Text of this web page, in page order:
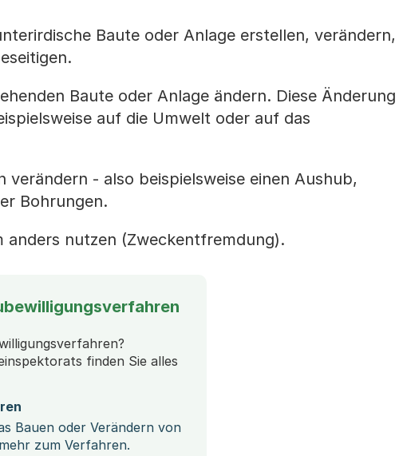
Baute oder Anlage erstellen, verändern,
Baute oder Anlage ändern. Diese Änderung
auf die Umwelt oder auf das
verändern - also beispielsweise einen Aushub,
Bohrungen.
anders nutzen (Zweckentfremdung).
finden Sie alles
Bauen oder Verändern von
zum Verfahren.